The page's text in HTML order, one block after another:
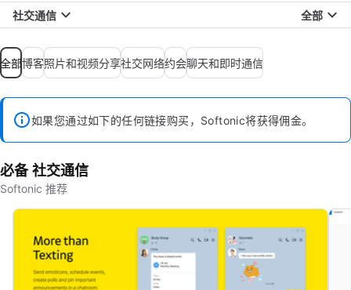
社交通信 全部
全部博客照片和视频分享社交网络约会聊天和即时通信
如果您通过如下的任何链接购买，Softonic将获得佣金。
必备 社交通信
Softonic 推荐